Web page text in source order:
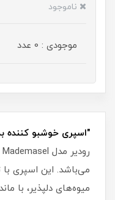
ناموجود
موجودی : 0 عدد
"اسپری خوشبو کننده
می‌باشد. این اسپری
میوه‌های دلپذیر، با